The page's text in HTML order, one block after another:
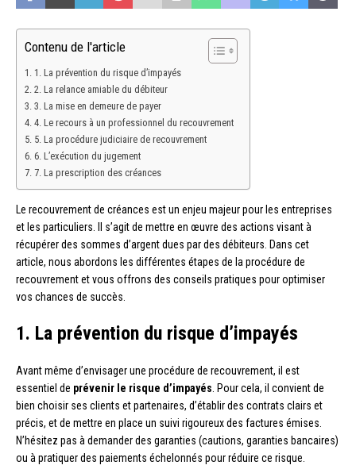
Contenu de l'article
1. La prévention du risque d’impayés
2. La relance amiable du débiteur
3. La mise en demeure de payer
4. Le recours à un professionnel du recouvrement
5. La procédure judiciaire de recouvrement
6. L’exécution du jugement
7. La prescription des créances
Le recouvrement de créances est un enjeu majeur pour les entreprises
et les particuliers. Il s’agit de mettre en œuvre des actions visant à
récupérer des sommes d’argent dues par des débiteurs. Dans cet
article, nous abordons les différentes étapes de la procédure de
recouvrement et vous offrons des conseils pratiques pour optimiser
vos chances de succès.
1. La prévention du risque d’impayés
Avant même d’envisager une procédure de recouvrement, il est
essentiel de prévenir le risque d’impayés . Pour cela, il convient de
bien choisir ses clients et partenaires, d’établir des contrats clairs et
précis, et de mettre en place un suivi rigoureux des factures émises.
N’hésitez pas à demander des garanties (cautions, garanties bancaires)
ou à pratiquer des paiements échelonnés pour réduire ce risque.